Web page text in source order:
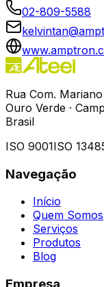
02-809-5588
Rua Com.
Ouro Verde ·
Brasil
ISO 9001ISO
Navegação
Início
Quem Somos
Serviços
Produtos
Blog